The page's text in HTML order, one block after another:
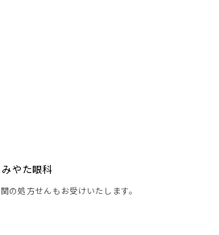
やた眼科
処方せんもお受けいたします。